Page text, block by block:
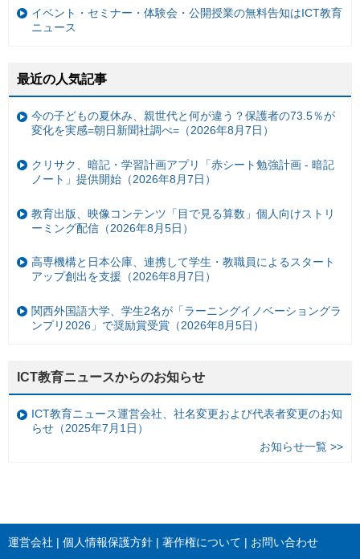
イベント・セミナー・体験会・公開授業の無料告知はICT教育
ニュース
最近の人気記事
今の子どもの夏休み、親世代と何が違う？保護者の73.5％が
変化を実感=朝日新聞社調べ=（2026年8月7日）
クリサク、暗記・学習計画アプリ「赤シート勉強計画 - 暗記
ノート」提供開始（2026年8月7日）
教育出版、映像コンテンツ「目で見る算数」個人向けストリ
ーミング配信（2026年8月5日）
高専機構と日本公庫、連携して学生・教職員によるスタート
アップ創出を支援（2026年8月7日）
関西外国語大学、学生2名が「ラーニングイノベーショングラ
ンプリ2026」で奨励賞受賞（2026年8月5日）
ICT教育ニュースからのお知らせ
ICT教育ニュース運営会社、社名変更および代表者変更のお知
らせ（2025年7月1日）
お知らせ一覧 >>
運営会社 個人情報保護方針 著作権について お問い合わせ